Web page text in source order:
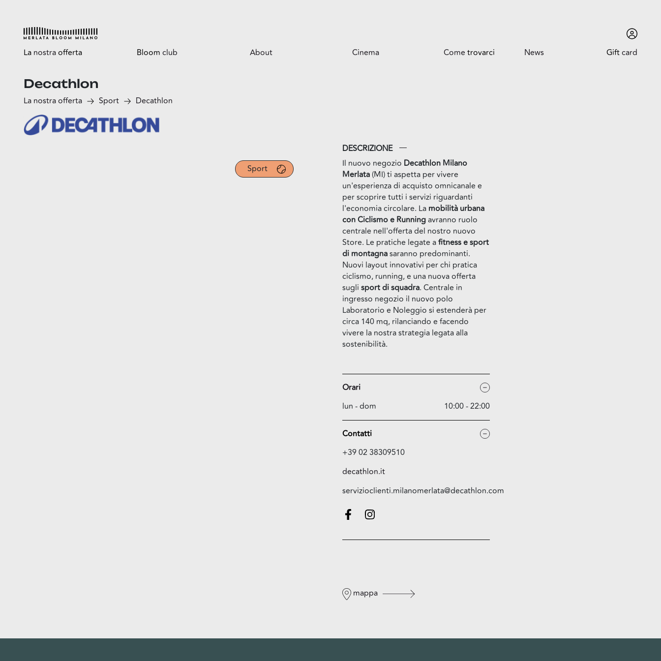
La nostraofferta
Esplora
Shop
Food
Fun
Bloom club
Bloomtasty
Shopping a mani libere
About Cinema Come trovarci News Giftcard
Decathlon
La nostra offerta Sport Decathlon
Sport
DESCRIZIONE
Il nuovo negozio Decathlon Milano
Merlata (MI) ti aspetta per vivere
un'esperienza di acquisto omnicanale e
per scoprire tutti i servizi riguardanti
l'economia circolare. La mobilità urbana
con Ciclismo e Runningavranno ruolo
centrale nell'offerta del nostro nuovo
Store. Le pratiche legate afitness e sport
di montagnasaranno predominanti.
Nuovi layout innovativi per chi pratica
ciclismo, running, e una nuova offerta
sugli sport di squadra. Centrale in
ingresso negozio il nuovo polo
Laboratorio e Noleggio si estenderà per
circa 140 mq, rilanciando e facendo
vivere la nostra strategia legata alla
sostenibilità.
Orari
lun - dom
10:00 - 22:00
Contatti
+39 02 38309510
decathlon.it
servizioclienti.milanomerlata@decathlon.com
mappa